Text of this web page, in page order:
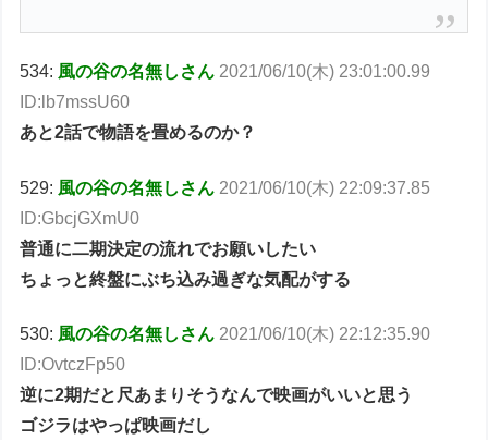
534: 風の谷の名無しさん 2021/06/10(木) 23:01:00.99
ID:lb7mssU60
あと2話で物語を畳めるのか？
529: 風の谷の名無しさん 2021/06/10(木) 22:09:37.85
ID:GbcjGXmU0
普通に二期決定の流れでお願いしたい
ちょっと終盤にぶち込み過ぎな気配がする
530: 風の谷の名無しさん 2021/06/10(木) 22:12:35.90
ID:OvtczFp50
逆に2期だと尺あまりそうなんで映画がいいと思う
ゴジラはやっぱ映画だし